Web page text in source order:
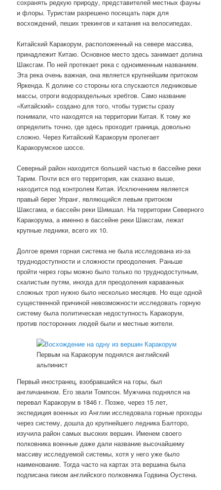
сохранять редкую природу, представителей местных фауны
и флоры. Туристам разрешено посещать парк для
восхождений, пеших трекингов и катания на велосипедах.
Китайский Каракорум, расположенный на севере массива,
принадлежит Китаю. Основное место здесь занимает долина
Шаксгам. По ней протекает река с одноименным названием.
Эта река очень важная, она является крупнейшим притоком
Яркенда. К долине со стороны юга спускаются ледниковые
массы, отроги водораздельных хребтов. Само название
«Китайский» создано для того, чтобы туристы сразу
понимали, что находятся на территории Китая. К тому же
определить точно, где здесь проходит граница, довольно
сложно. Через Китайский Каракорум пролегает
Каракорумское шоссе.
Северный район находится большей частью в бассейне реки
Тарим. Почти вся его территория, как сказано выше,
находится под контролем Китая. Исключением является
правый берег Упранг, являющийся левым притоком
Шаксгама, и бассейн реки Шимшал. На территории Северного
Каракорума, а именно в бассейне реки Шаксгам, лежат
крупные ледники, всего их 10.
Долгое время горная система не была исследована из-за
труднодоступности и сложности преодоления. Раньше
пройти через горы можно было только по труднодоступным,
скалистым путям, иногда для преодоления караванных
сложных троп нужно было несколько месяцев. Но еще одной
существенной причиной невозможности исследовать горную
систему была политическая недоступность Каракорум,
против посторонних людей были и местные жители.
Первым на Каракорум поднялся английский
альпинист
Первый иностранец, взобравшийся на горы, был
англичанином. Его звали Томпсон. Мужчина поднялся на
перевал Каракорум в 1846 г. Позже, через 15 лет,
экспедиция военных из Англии исследовала горные проходы
через систему, дошла до крупнейшего ледника Балторо,
изучила район самых высоких вершин. Именем своего
полковника военные даже дали название высочайшему
массиву исследуемой системы, хотя у него уже было
наименование. Тогда часто на картах эта вершина была
подписана пиком английского полковника Годвина Оустена.